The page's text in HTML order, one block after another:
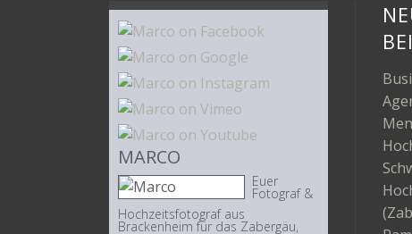
MARCO
Euer
Fotograf &
Hochzeitsfotograf aus
Brackenheim für das Zabergäu,